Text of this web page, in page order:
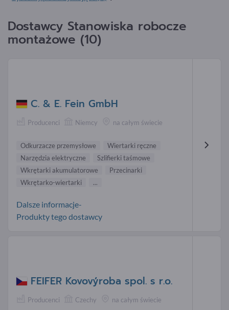
Dostawcy Stanowiska robocze
montażowe (10)
C. & E. Fein GmbH
Producenci Niemcy na całym świecie
Odkurzacze przemysłowe
Wiertarki ręczne
Narzędzia elektryczne
Szlifierki taśmowe
Wkrętarki akumulatorowe
Przecinarki
Wkrętarko-wiertarki
...
Dalsze informacje-
Produkty tego dostawcy
FEIFER Kovovýroba spol. s r.o.
Producenci Czechy na całym świecie